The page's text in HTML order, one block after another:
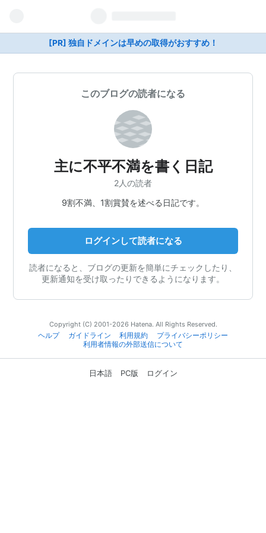
[PR] 独自ドメインは早めの取得がおすすめ！
このブログの読者になる
主に不平不満を書く日記
2人の読者
9割不満、1割賞賛を述べる日記です。
ログインして読者になる
読者になると、ブログの更新を簡単にチェックしたり、
更新通知を受け取ったりできるようになります。
Copyright (C) 2001-2026 Hatena. All Rights Reserved.
ヘルプ
ガイドライン 利用規約
プライバシーポリシー
利用者情報の外部送信について
日本語 PC版 ログイン